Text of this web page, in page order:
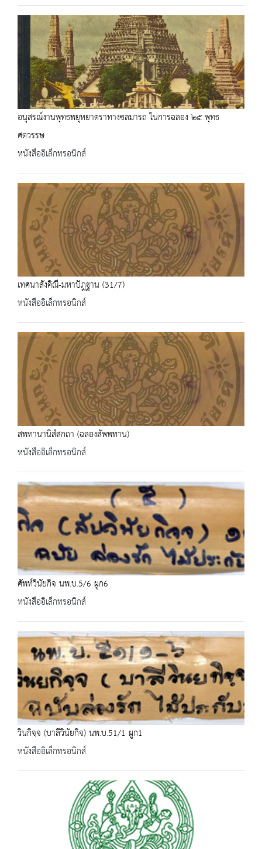
อนุสรณ์งานพุทธพยุหยาตราทางชลมารถ ในการฉลอง ๒๕ พุทธ
ศตวรรษ
หนังสืออิเล็กทรอนิกส์
เทศนาสังคิณี-มหาปัฎฐาน (31/7)
หนังสืออิเล็กทรอนิกส์
สฺพทานานิสํสกถา (ฉลองสัพพทาน)
หนังสืออิเล็กทรอนิกส์
ศัพท์วินัยกิจ นพ.บ.5/6 ผูก6
หนังสืออิเล็กทรอนิกส์
วินกิจฺจ (บาลีวินัยกิจ) นพ.บ.51/1 ผูก1
หนังสืออิเล็กทรอนิกส์